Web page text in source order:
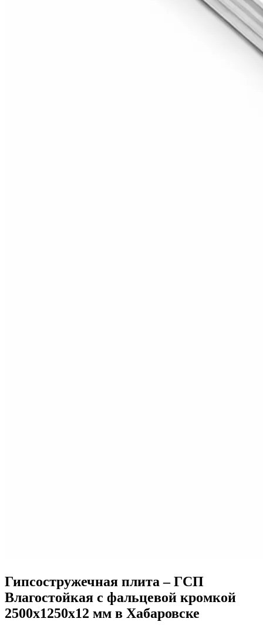
Гипсостружечная плита – ГСП
Влагостойкая с фальцевой кромкой
2500х1250х12 мм в Хабаровске